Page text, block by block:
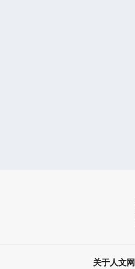
关于人文网